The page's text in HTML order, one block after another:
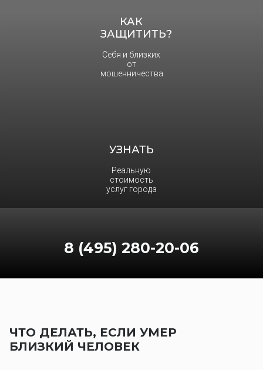
КАК
ЗАЩИТИТЬ?
Себя и близких
от
мошенничества
УЗНАТЬ
Реальную
стоимость
услуг города
8 (495) 280-20-06
ЧТО ДЕЛАТЬ, ЕСЛИ УМЕР
БЛИЗКИЙ ЧЕЛОВЕК